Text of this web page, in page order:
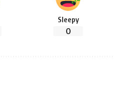
Sleepy
0